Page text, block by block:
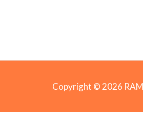
Copyright © 2026